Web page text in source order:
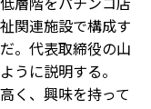
関連施設で構成す
。代表取締役の山
うに説明する。
く、興味を持って